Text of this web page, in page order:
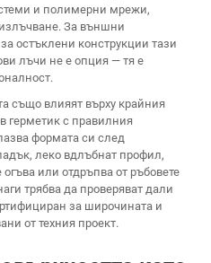
и полимерни мрежи,
За външни
остъклени конструкции тази
лъчи не е опция — тя е
също влияят върху крайния
герметик с правилния
формата си след
леко вдлъбнат профил,
или отдръпва от ръбовете
трябва да проверяват дали
за широчината и
от техния проект.